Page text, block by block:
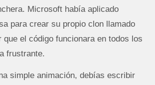
Microsoft había aplicado
para crear su propio clon llamado
el código funcionara en todos los
frustrante.
simple animación, debías escribir